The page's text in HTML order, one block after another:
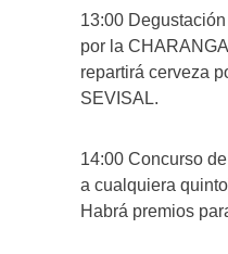
13:00
por la
repartirá cerveza
SEVISAL.
14:00 Concurso
a cualquiera
Habrá premios